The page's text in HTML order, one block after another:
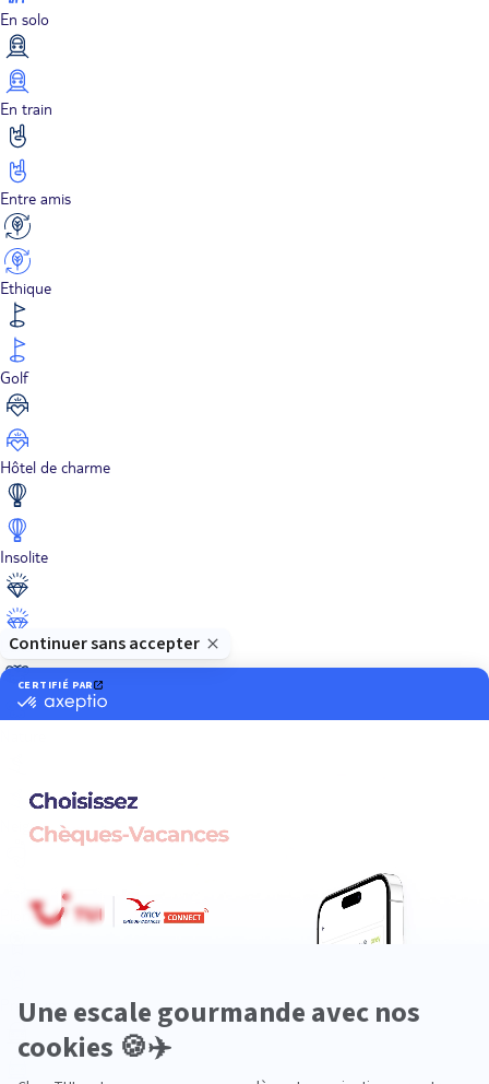
En solo
En train
Entre amis
Ethique
Golf
Hôtel de charme
Insolite
Luxe
Neige
Plongée
Premium